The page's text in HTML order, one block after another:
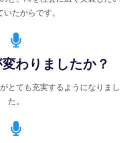
いたからです。
わりましたか？
とても充実するようになりまし
た。